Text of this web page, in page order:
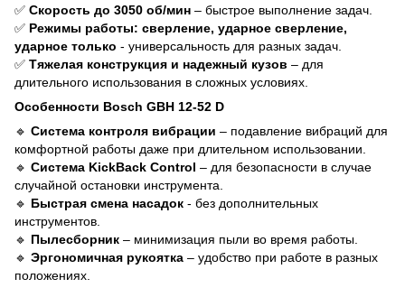
✅ Скорость до 3050 об/мин – быстрое выполнение задач.
✅ Режимы работы: сверление, ударное сверление,
ударное только - универсальность для разных задач.
✅ Тяжелая конструкция и надежный кузов – для
длительного использования в сложных условиях.
Особенности Bosch GBH 12-52 D
🔹 Система контроля вибрации – подавление вибраций для
комфортной работы даже при длительном использовании.
🔹 Система KickBack Control – для безопасности в случае
случайной остановки инструмента.
🔹 Быстрая смена насадок - без дополнительных
инструментов.
🔹 Пылесборник – минимизация пыли во время работы.
🔹 Эргономичная рукоятка – удобство при работе в разных
положениях.